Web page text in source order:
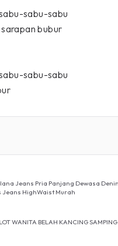
sabu-sabu
bubur
sabu-sabu
Jeans Pria Panjang Dewasa
Jeans HighWaist Murah
WANITA BELAH KANCING SAMPING